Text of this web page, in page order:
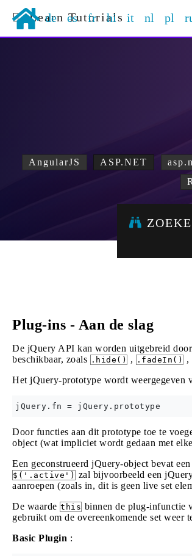
Learn Tutorials
de es fr hi it nl pl
AngularJS ASP.NET
Plug-ins - Aan de slag
De jQuery API kan worden uitgebreid
beschikbaar, zoals .hide() , .fadeIn() ,
Het jQuery-prototype wordt weergegeven
Door functies aan dit prototype toe te
object (wat impliciet wordt gedaan met
Een geconstrueerd jQuery-object bevat
$('.active') zal bijvoorbeeld een
aanroepen (zoals in, dit is geen live set
De waarde this binnen de plug-infunctie
gebruikt om de overeenkomende set weer
Basic Plugin :